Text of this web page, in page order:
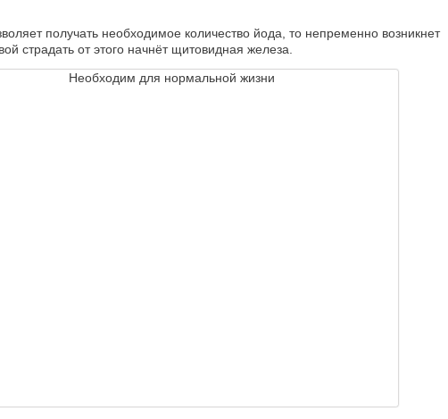
получать необходимое количество йода, то непременно возникнет
страдать от этого начнёт щитовидная железа.